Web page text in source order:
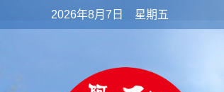
2026年8月7日 星期五